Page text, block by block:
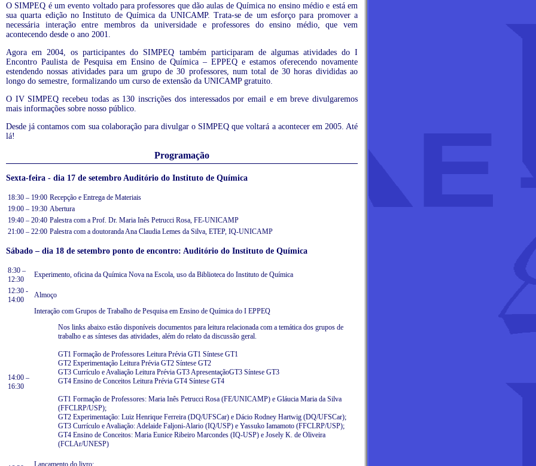
O SIMPEQ é um evento voltado para professores que dão aulas de Química no ensino médio e está em
sua quarta edição no Instituto de Química da UNICAMP. Trata-se de um esforço para promover a
necessária interação entre membros da universidade e professores do ensino médio, que vem
acontecendo desde o ano 2001.
Agora em 2004, os participantes do SIMPEQ também participaram de algumas atividades do I
Encontro Paulista de Pesquisa em Ensino de Química – EPPEQ e estamos oferecendo novamente
estendendo nossas atividades para um grupo de 30 professores, num total de 30 horas divididas ao
longo do semestre, formalizando um curso de extensão da UNICAMP gratuito.
O IV SIMPEQ recebeu todas as 130 inscrições dos interessados por email e em breve divulgaremos
mais informações sobre nosso público.
Desde já contamos com sua colaboração para divulgar o SIMPEQ que voltará a acontecer em 2005. Até
lá!
Programação
Sexta-feira - dia 17 de setembro Auditório do Instituto de Química
18:30 – 19:00 Recepção e Entrega de Materiais
19:00 – 19:30 Abertura
19:40 – 20:40 Palestra com a Prof. Dr. Maria Inês Petrucci Rosa, FE-UNICAMP
21:00 – 22:00 Palestra com a doutoranda Ana Claudia Lemes da Silva, ETEP, IQ-UNICAMP
Sábado – dia 18 de setembro ponto de encontro: Auditório do Instituto de Química
8:30 –
12:30
Experimento, oficina da Química Nova na Escola, uso da Biblioteca do Instituto de Química
12:30 -
14:00
Almoço
14:00 –
16:30
Interação com Grupos de Trabalho de Pesquisa em Ensino de Química do I EPPEQ
Nos links abaixo estão disponíveis documentos para leitura relacionada com a temática dos grupos de
trabalho e as sínteses das atividades, além do relato da discussão geral.
GT1 Formação de Professores Leitura Prévia GT1 Síntese GT1
GT2 Experimentação Leitura Prévia GT2 Síntese GT2
GT3 Currículo e Avaliação Leitura Prévia GT3ApresentaçãoGT3 Síntese GT3
GT4 Ensino de Conceitos Leitura Prévia GT4 Síntese GT4
GT1 Formação de Professores: Maria Inês Petrucci Rosa (FE/UNICAMP) e Gláucia Maria da Silva
(FFCLRP/USP);
GT2 Experimentação: Luiz Henrique Ferreira (DQ/UFSCar) e Dácio Rodney Hartwig (DQ/UFSCar);
GT3 Currículo e Avaliação: Adelaide Faljoni-Alario (IQ/USP) e Yassuko Iamamoto (FFCLRP/USP);
GT4 Ensino de Conceitos: Maria Eunice Ribeiro Marcondes (IQ-USP) e Josely K. de Oliveira
(FCLAr/UNESP)